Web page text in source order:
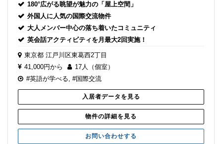
180°広がる眺望が魅力の「屋上空間」
外国人に人気の国際交流物件
大人メンバー中心の落ち着いたコミュニティ
英会話アクティビティを月最大2回実施！
東京都 江戸川区東葛西2丁目
41,000円から
17人（個室）
#英語が学べる, #国際交流
入居者データを見る
物件の詳細を見る
お問い合わせする